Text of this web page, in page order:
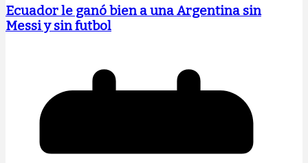
Ecuador le ganó bien a una Argentina sin
Messi y sin futbol